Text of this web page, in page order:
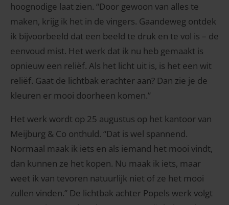
hoognodige laat zien. “Door gewoon van alles te
maken, krijg ik het in de vingers. Gaandeweg ontdek
ik bijvoorbeeld dat een beeld te druk en te vol is – de
eenvoud mist. Het werk dat ik nu heb gemaakt is
opnieuw een reliëf. Als het licht uit is, is het een wit
reliëf. Gaat de lichtbak erachter aan? Dan zie je de
kleuren er mooi doorheen komen.”
Het werk wordt op 25 augustus op het kantoor van
Meijburg & Co onthuld. “Dat is wel spannend.
Normaal maak ik iets en als iemand het mooi vindt,
dan kunnen ze het kopen. Nu maak ik iets, maar
weet ik van tevoren natuurlijk niet of ze het mooi
zullen vinden.” De lichtbak achter Popels werk volgt